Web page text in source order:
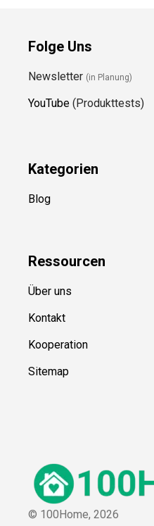
Folge Uns
Newsletter (in Planung)
YouTube (Produkttests)
Kategorien
Blog
Ressourcen
Über uns
Kontakt
Kooperation
Sitemap
© 100Home, 2026